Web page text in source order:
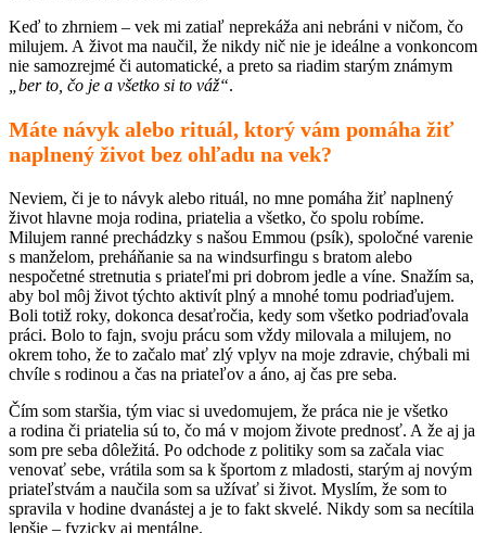
Keď to zhrniem – vek mi zatiaľ neprekáža ani nebráni v ničom, čo
milujem. A život ma naučil, že nikdy nič nie je ideálne a vonkoncom
nie samozrejmé či automatické, a preto sa riadim starým známym
„ber to, čo je a všetko si to váž“.
Máte návyk alebo rituál, ktorý vám pomáha žiť
naplnený život bez ohľadu na vek?
Neviem, či je to návyk alebo rituál, no mne pomáha žiť naplnený
život hlavne moja rodina, priatelia a všetko, čo spolu robíme.
Milujem ranné prechádzky s našou Emmou (psík), spoločné varenie
s manželom, preháňanie sa na windsurfingu s bratom alebo
nespočetné stretnutia s priateľmi pri dobrom jedle a víne. Snažím sa,
aby bol môj život týchto aktivít plný a mnohé tomu podriaďujem.
Boli totiž roky, dokonca desaťročia, kedy som všetko podriaďovala
práci. Bolo to fajn, svoju prácu som vždy milovala a milujem, no
okrem toho, že to začalo mať zlý vplyv na moje zdravie, chýbali mi
chvíle s rodinou a čas na priateľov a áno, aj čas pre seba.
Čím som staršia, tým viac si uvedomujem, že práca nie je všetko
a rodina či priatelia sú to, čo má v mojom živote prednosť. A že aj ja
som pre seba dôležitá. Po odchode z politiky som sa začala viac
venovať sebe, vrátila som sa k športom z mladosti, starým aj novým
priateľstvám a naučila som sa užívať si život. Myslím, že som to
spravila v hodine dvanástej a je to fakt skvelé. Nikdy som sa necítila
lepšie – fyzicky aj mentálne.